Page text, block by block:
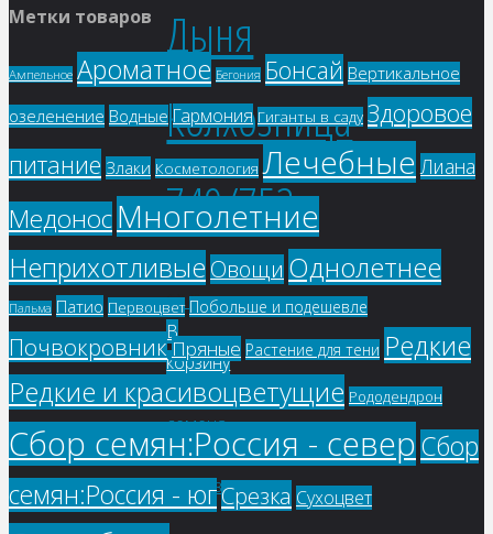
Дыня
Колхозница
749/753
62₽
В
корзину
Метки товаров
Ампельное Ароматное Бегония Бонсай Вертикальное
озеленение Водные Гармония Гиганты в саду Здоровое
питание Злаки Косметология Лечебные Лиана
МедоносМноголетние
Неприхотливые Овощи Однолетнее
Пальма Патио Первоцвет Побольше и подешевле
Почвокровник Пряные Растение для тени Редкие
Редкие и красивоцветущие Рододендрон
Сбор семян:Россия - северСбор
семян:Россия - югСрезка Сухоцвет